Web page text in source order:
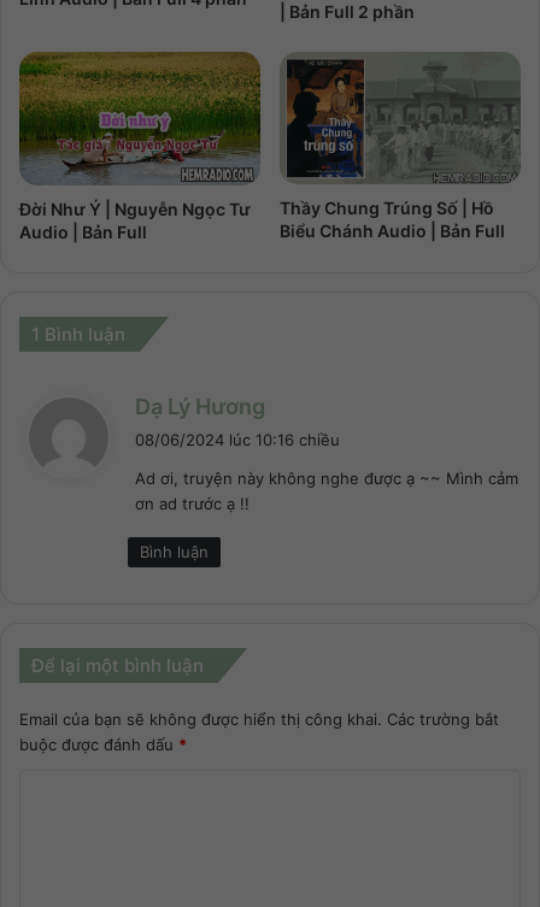
| Bản Full 2 phần
Đời Như Ý | Nguyễn Ngọc Tư
Audio | Bản Full
Thầy Chung Trúng Số | Hồ
Biểu Chánh Audio | Bản Full
1 Bình luận
Dạ Lý Hương
t
08/06/2024 lúc 10:16 chiều
Ad ơi, truyện này không nghe được ạ ~~ Mình cảm
ơn ad trước ạ !!
Bình luận
Để lại một bình luận
Email của bạn sẽ không được hiển thị công khai. Các trường bắt
buộc được đánh dấu *